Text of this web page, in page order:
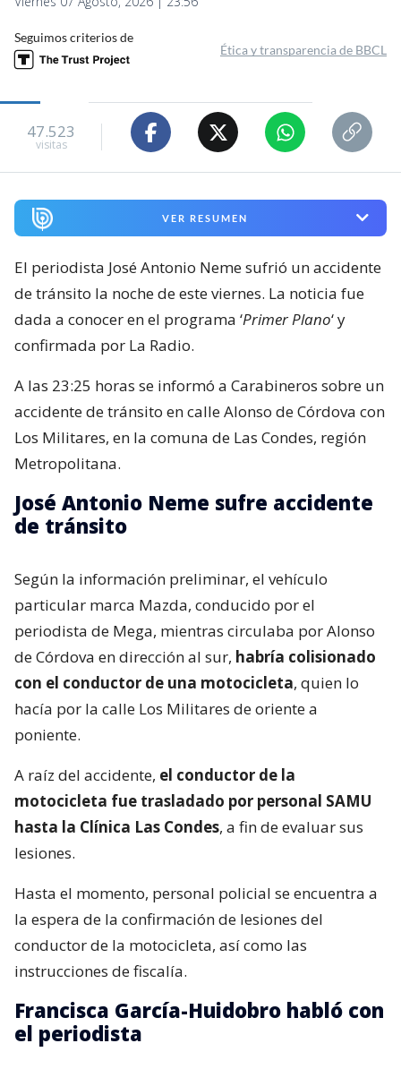
Seguimos criterios de
Ética y transparencia de BBCL
47.523
visitas
VER RESUMEN
El periodista José Antonio Neme sufrió un accidente
de tránsito la noche de este viernes. La noticia fue
dada a conocer en el programa ‘Primer Plano‘ y
confirmada por La Radio.
A las 23:25 horas se informó a Carabineros sobre un
accidente de tránsito en calle Alonso de Córdova con
Los Militares, en la comuna de Las Condes, región
Metropolitana.
José Antonio Neme sufre accidente
de tránsito
Según la información preliminar, el vehículo
particular marca Mazda, conducido por el
periodista de Mega, mientras circulaba por Alonso
de Córdova en dirección al sur, habría colisionado
con el conductor de una motocicleta, quien lo
hacía por la calle Los Militares de oriente a
poniente.
A raíz del accidente, el conductor de la
motocicleta fue trasladado por personal SAMU
hasta la Clínica Las Condes, a fin de evaluar sus
lesiones.
Hasta el momento, personal policial se encuentra a
la espera de la confirmación de lesiones del
conductor de la motocicleta, así como las
instrucciones de fiscalía.
Francisca García-Huidobro habló con
el periodista